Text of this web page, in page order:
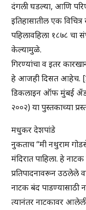
दंगली घडल्या, आणि
इतिहासातील एक
पहिलावहिला १८७८ चा
केल्यामुळे.
गिरण्यांचा व इतर
हे आजही दिसत आहेच.
डिकलाइन ऑफ मुंबई अँड
२००२) या पुस्तकाच्या
मधुकर देशपांडे
नुकताच “मी नथुराम
मंदिरात पाहिला. हे नाटक
प्रतिपादनावरून उठलेले
नाटक बंद पाडण्यासाठी
त्यानंतर नाटकावर